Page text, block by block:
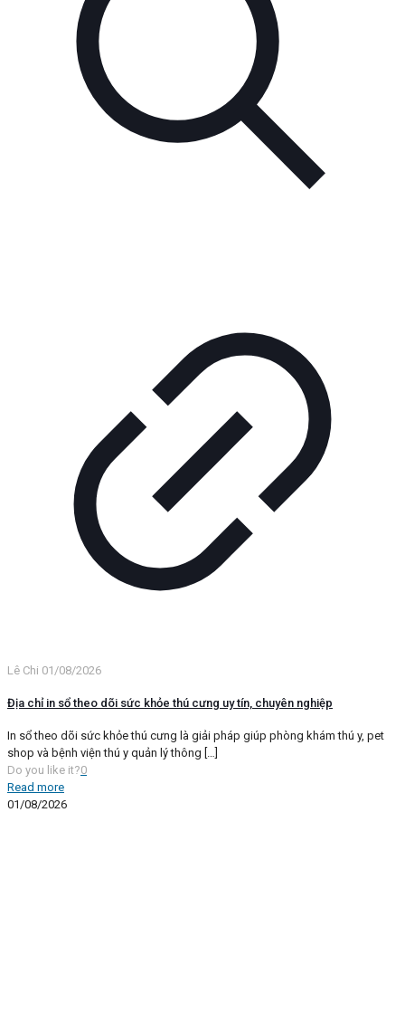
Lê Chi 01/08/2026
Địa chỉ in sổ theo dõi sức khỏe thú cưng uy tín, chuyên nghiệp
In sổ theo dõi sức khỏe thú cưng là giải pháp giúp phòng khám thú y, pet
shop và bệnh viện thú y quản lý thông […]
Do you like it?0
Read more
01/08/2026